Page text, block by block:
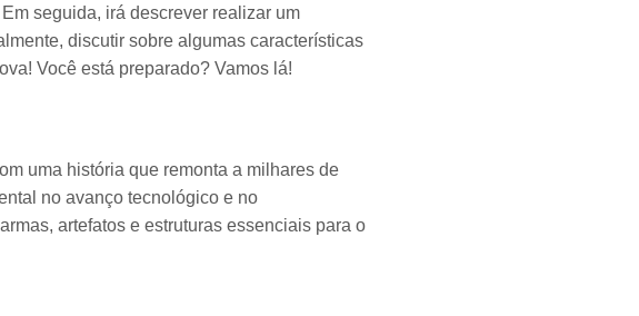
seguida, irá descrever realizar um
discutir sobre algumas características
Você está preparado? Vamos lá!
uma história que remonta a milhares de
no avanço tecnológico e no
artefatos e estruturas essenciais para o